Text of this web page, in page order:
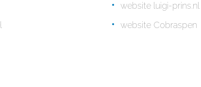
website luigi-prins.nl
website Cobraspen